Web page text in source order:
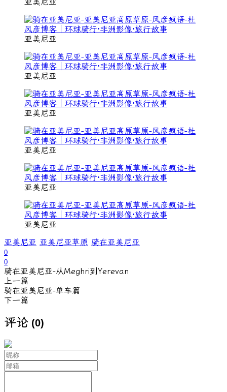
亚美尼亚
亚美尼亚
亚美尼亚
亚美尼亚
亚美尼亚
亚美尼亚
亚美尼亚 亚美尼亚草原 骑在亚美尼亚
0
0
骑在亚美尼亚-从Meghri到Yerevan
上一篇
骑在亚美尼亚-单车篇
下一篇
评论 (0)